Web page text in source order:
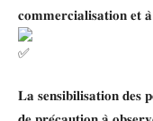
𝐜𝐨𝐦𝐦𝐞𝐫𝐜𝐢𝐚𝐥𝐢𝐬𝐚𝐭𝐢𝐨𝐧 𝐞𝐭
𝐋𝐚 𝐬𝐞𝐧𝐬𝐢𝐛𝐢𝐥𝐢𝐬𝐚𝐭𝐢𝐨𝐧 𝐝𝐞𝐬